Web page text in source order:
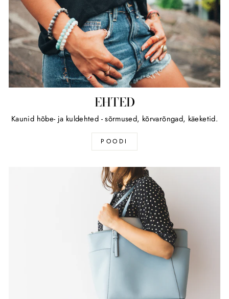
EHTED
Kaunid hõbe- ja kuldehted - sõrmused, kõrvarõngad, käeketid.
POODI